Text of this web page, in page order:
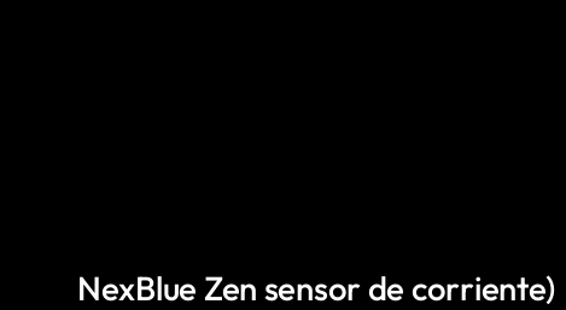
NexBlue Zen sensor de corriente)